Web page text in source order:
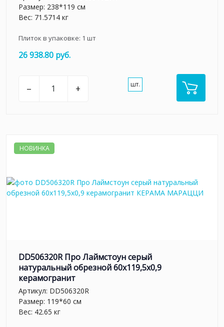
Размер: 238*119 см
Вес: 71.5714 кг
Плиток в упаковке: 1 шт
26 938.80 руб.
– + шт.
НОВИНКА
DD506320R Про Лаймстоун серый
натуральный обрезной 60x119,5x0,9
керамогранит
Артикул: DD506320R
Размер: 119*60 см
Вес: 42.65 кг